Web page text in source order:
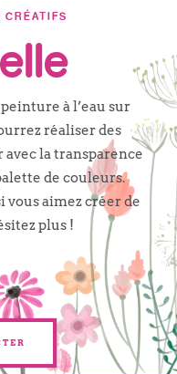
CRÉATIFS
à l’eau sur
réaliser des
la transparence
de couleurs.
vous aimez créer de
plus !